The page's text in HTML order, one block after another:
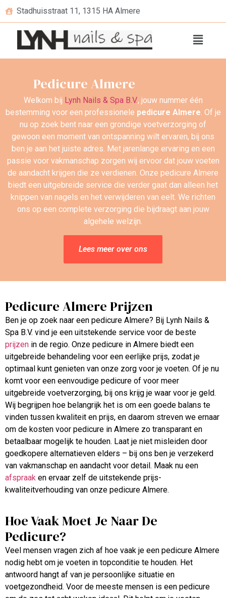
Stadhuisstraat 11, 1315 HA Almere
Pedicure Almere
Pedicure Almere
Welkom bij Lynh Nails & Spa B.V., jouw nummer één
bestemming voor een professionele pedicure Almere. Of je
nu op zoek bent naar een grondige voetverzorging of
gewoon een moment van ontspanning wilt ervaren, bij ons
ben je aan het juiste adres. Met jarenlange ervaring en een
passie voor vakmanschap zorgen wij ervoor dat jouw voeten
de aandacht krijgen die ze verdienen. Onze pedicure Almere
biedt een uitgebreide service die verder gaat dan alleen het
knippen van nagels en het verwijderen van eelt. We richten
ons op een complete verzorging die bijdraagt aan jouw
algehele welzijn.
Lees meer over ons
Pedicure Almere Prijzen
Ben je op zoek naar een pedicure Almere? Bij Lynh Nails &
Spa B.V. vind je een uitstekende service voor de beste
prijzen in de regio. Onze pedicure in Almere biedt een
uitgebreide behandeling voor een eerlijke prijs, zodat je
optimaal kunt genieten van onze zorg voor je voeten. Of je nu
komt voor een eenvoudige pedicure of voor meer
uitgebreide voetverzorging, bij ons krijg je waar voor je geld.
Wij begrijpen hoe belangrijk het is om een goede balans te
vinden tussen kwaliteit en prijs, en daarom streven we ernaar
om de kosten voor pedicure in Almere zo transparant en
betaalbaar mogelijk te houden. Laat je niet misleiden door
goedkopere alternatieven elders – bij ons ben je verzekerd
van vakmanschap en aandacht voor detail. Maak nu een
afspraak en ervaar zelf de uitstekende prijs-
kwaliteitverhouding van onze pedicure Almere.
Hoe Vaak Moet Je Naar De
Pedicure?
Veel mensen vragen zich af hoe vaak je een pedicure Almere
nodig hebt om je voeten in topconditie te houden. Het
antwoord hangt af van je persoonlijke situatie en
voetgezondheid. Voor de meeste mensen is een pedicure